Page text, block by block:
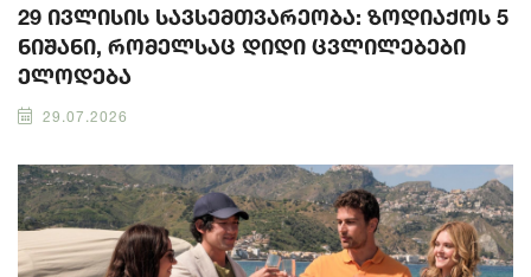
29 ივლისის სავსემთვარეობა: ზოდიაქოს 5
ნიშანი, რომელსაც დიდი ცვლილებები
ელოდება
29.07.2026